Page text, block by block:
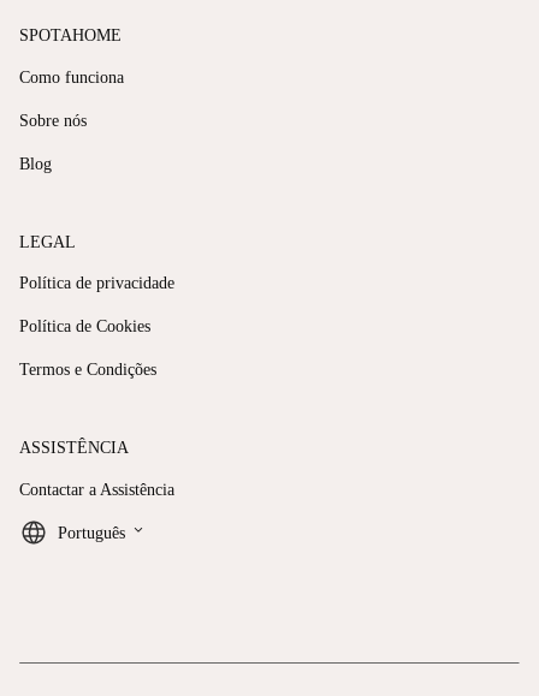
SPOTAHOME
Como funciona
Sobre nós
Blog
LEGAL
Política de privacidade
Política de Cookies
Termos e Condições
ASSISTÊNCIA
Contactar a Assistência
Português keyboard_arrow_down